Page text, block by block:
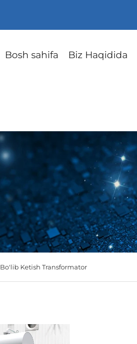
Bosh sahifa Biz Haqidida
Bo'lib Ketish Transformator